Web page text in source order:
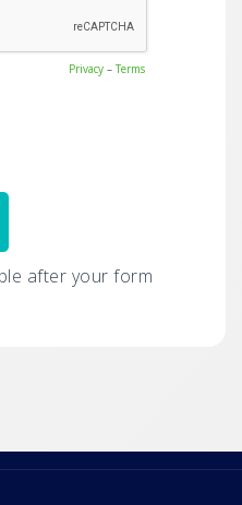
Privacy –Terms
after your form